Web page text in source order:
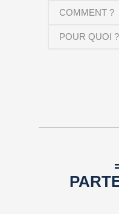
COMMENT ?
POUR QUOI ?